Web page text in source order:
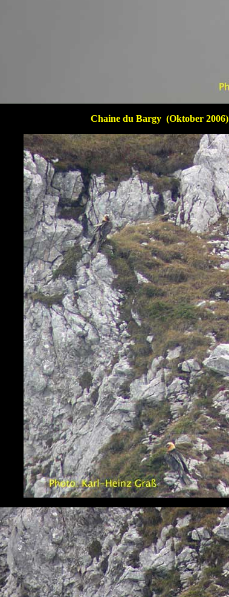
Chaine du Bargy (Oktober 2006)